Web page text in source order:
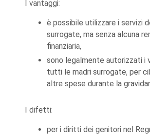
I vantaggi:
è possibile utilizzare i servizi
surrogate, ma senza alcuna
finanziaria,
sono legalmente autorizzati i
tutti le madri surrogate, per
altre spese durante la
I difetti:
per i diritti dei genitori nel